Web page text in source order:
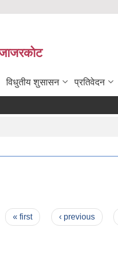
विधुतीय शुसासन प्रतिवेदन
« first ‹ previous